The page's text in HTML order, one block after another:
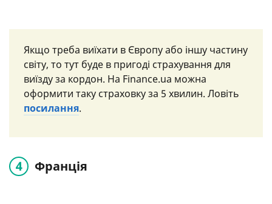
Якщо треба виїхати в Європу або іншу частину
світу, то тут буде в пригоді страхування для
виїзду за кордон. На Finance.ua можна
оформити таку страховку за 5 хвилин. Ловіть
посилання.
Франція